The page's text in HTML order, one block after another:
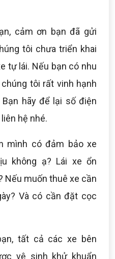
cảm ơn bạn đã gửi
tôi chưa triển khai
tự lái. Nếu bạn có nhu
tôi rất vinh hạnh
hãy để lại số điện
hệ nhé.
mình có đảm bảo xe
không ạ? Lái xe ổn
Nếu muốn thuê xe cần
Và có cần đặt cọc
tất cả các xe bên
vệ sinh khử khuẩn